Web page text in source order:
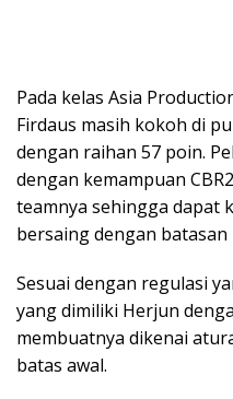
Pada kelas Asia
Firdaus masih kokoh di
dengan raihan 57 poin.
dengan kemampuan
teamnya sehingga dapat
bersaing dengan batasan
Sesuai dengan regulasi
yang dimiliki Herjun
membuatnya dikenai
batas awal.